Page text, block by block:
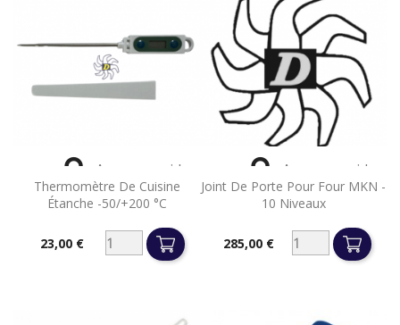
Thermomètre De Cuisine
Étanche -50/+200 °C
Prix23,00 €
 Aperçu rapide
Joint De Porte Pour Four MKN -
10 Niveaux
Prix285,00 €
 Aperçu rapide